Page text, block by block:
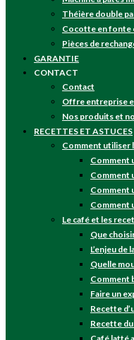
Théière double
Cocotte en fonte
Pièces de
GARANTIE
CONTACT
Contact
Offre entreprise
Nos produits et
RECETTES ET ASTUCES
Comment utiliser
Comment
Comment
Comment
Comment
Le café et les
Que
L’enjeu
Quelle
Comment
Faire un
Recette
Recette